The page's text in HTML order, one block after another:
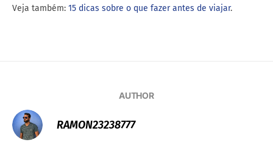
Veja também: 15 dicas sobre o que fazer antes de viajar.
AUTHOR
RAMON23238777